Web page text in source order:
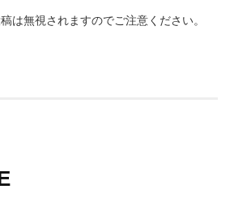
は無視されますのでご注意ください。